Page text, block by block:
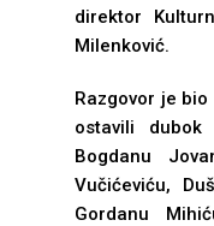
direktor
Milenković.
Razgovor je
ostavili
Bogdanu
Vučićeviću,
Gordanu